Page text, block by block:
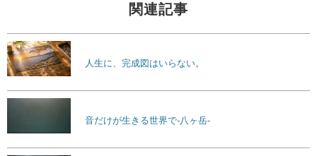
関連記事
人生に、完成図はいらない。
音だけが生きる世界で-八ヶ岳-